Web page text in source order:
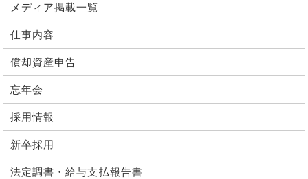
メディア掲載一覧
仕事内容
償却資産申告
忘年会
採用情報
新卒採用
法定調書・給与支払報告書